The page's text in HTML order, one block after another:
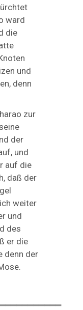
ward
die
und
denn
zur
der
und
auf die
daß der
weiter
und
des
er die
denn der